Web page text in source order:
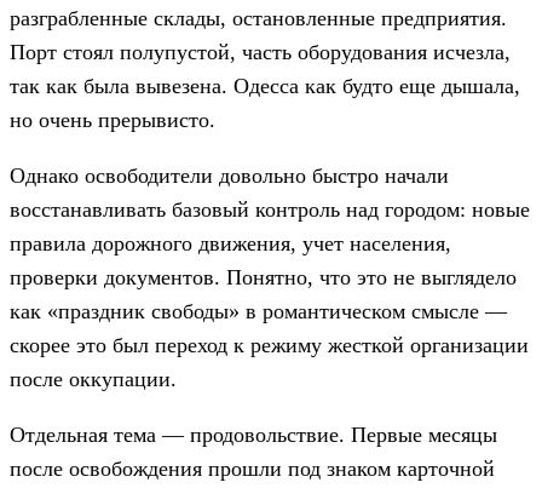
разграбленные склады, остановленные предприятия.
Порт стоял полупустой, часть оборудования исчезла,
так как была вывезена. Одесса как будто еще дышала,
но очень прерывисто.
Однако освободители довольно быстро начали
восстанавливать базовый контроль над городом: новые
правила дорожного движения, учет населения,
проверки документов. Понятно, что это не выглядело
как «праздник свободы» в романтическом смысле —
скорее это был переход к режиму жесткой организации
после оккупации.
Отдельная тема — продовольствие. Первые месяцы
после освобождения прошли под знаком карточной